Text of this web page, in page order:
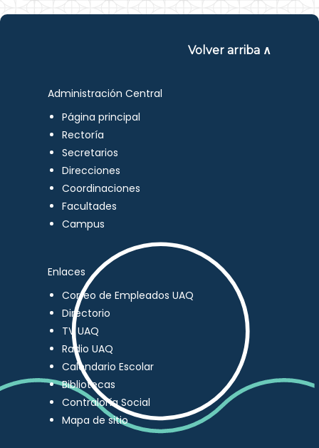
Volver arriba ∧
Administración Central
Página principal
Rectoría
Secretarios
Direcciones
Coordinaciones
Facultades
Campus
Enlaces
Correo de Empleados UAQ
Directorio
TV UAQ
Radio UAQ
Calendario Escolar
Bibliotecas
Contraloría Social
Mapa de sitio